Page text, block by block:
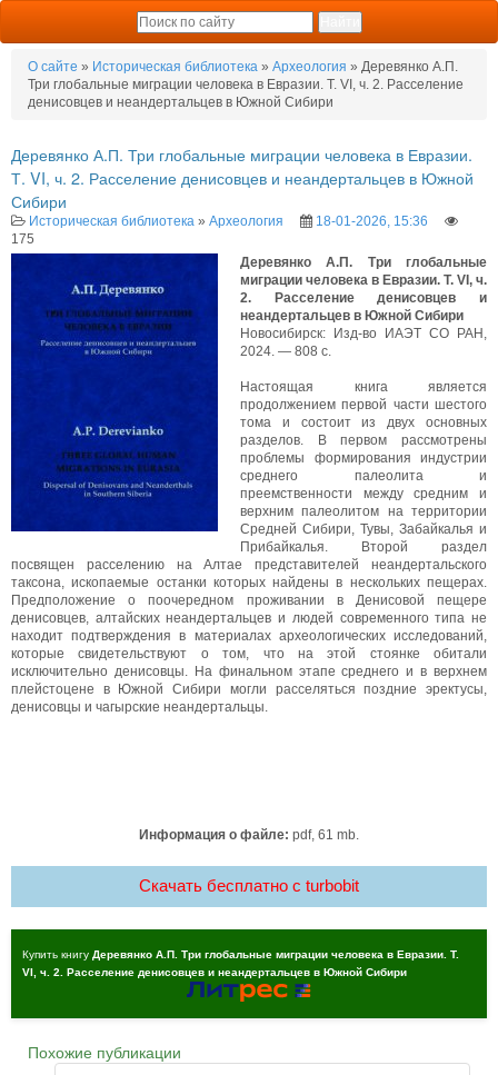
О сайте » Историческая библиотека » Археология » Деревянко А.П.
Три глобальные миграции человека в Евразии. Т. VI, ч. 2. Расселение
денисовцев и неандертальцев в Южной Сибири
Деревянко А.П. Три глобальные миграции человека в Евразии.
Т. VI, ч. 2. Расселение денисовцев и неандертальцев в Южной
Сибири
Историческая библиотека » Археология
18-01-2026, 15:36
175
Деревянко А.П. Три глобальные
миграции человека в Евразии. Т. VI, ч.
2. Расселение денисовцев и
неандертальцев в Южной Сибири
Новосибирск: Изд-во ИАЭТ СО РАН,
2024. — 808 с.
Настоящая книга является
продолжением первой части шестого
тома и состоит из двух основных
разделов. В первом рассмотрены
проблемы формирования индустрии
среднего палеолита и
преемственности между средним и
верхним палеолитом на территории
Средней Сибири, Тувы, Забайкалья и
Прибайкалья. Второй раздел
посвящен расселению на Алтае представителей неандертальского
таксона, ископаемые останки которых найдены в нескольких пещерах.
Предположение о поочередном проживании в Денисовой пещере
денисовцев, алтайских неандертальцев и людей современного типа не
находит подтверждения в материалах археологических исследований,
которые свидетельствуют о том, что на этой стоянке обитали
исключительно денисовцы. На финальном этапе среднего и в верхнем
плейстоцене в Южной Сибири могли расселяться поздние эректусы,
денисовцы и чагырские неандертальцы.
Информация о файле: pdf, 61 mb.
Скачать бесплатно c turbobit
Купить книгу Деревянко А.П. Три глобальные миграции человека в Евразии. Т.
VI, ч. 2. Расселение денисовцев и неандертальцев в Южной Сибири
Похожие публикации